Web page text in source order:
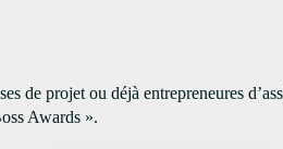
de projet ou déjà entrepreneures
Awards ».